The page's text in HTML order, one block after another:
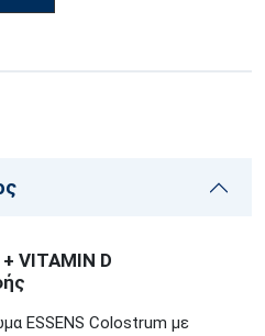
VITAMIN D
ESSENS Colostrum με